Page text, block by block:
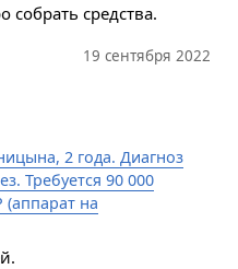
средства.
19 сентября 2022
2 года. Диагноз
Требуется 90 000
на